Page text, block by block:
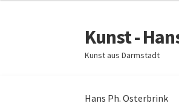
Zur
Navigation
springen
Zum
Inhalt
springen
Kunst -
Kunst aus Darmstadt
Hans Ph. Osterbrink